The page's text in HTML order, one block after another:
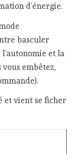
d’énergie.
basculer
l’autonomie et la
vous embêtez,
et vient se ficher